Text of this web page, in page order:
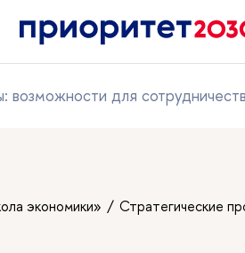
возможности для
экономики» Стратегические